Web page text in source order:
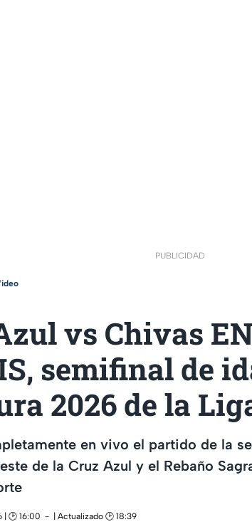
PUBLICIDAD
vs Chivas
semifinal de
2026 de la
en vivo el partido de la
de la Cruz Azul y el Rebaño
| 🕑 16:00
| Actualizado 🕑 18:39